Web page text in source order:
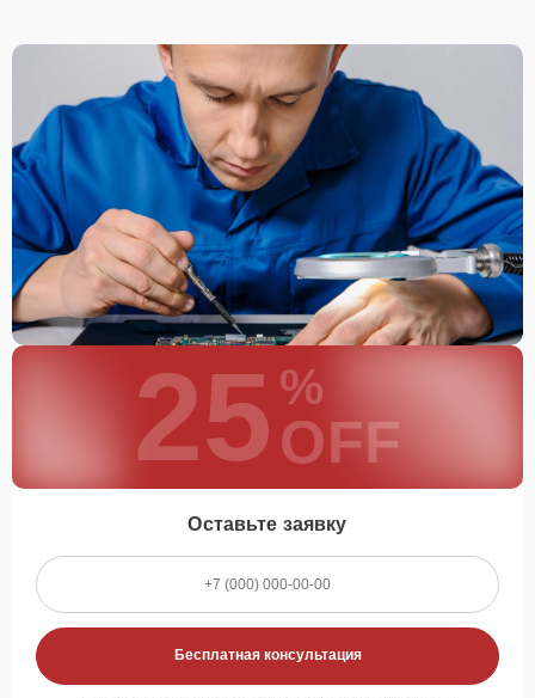
25 %
OFF
Оставьте заявку
Бесплатная консультация